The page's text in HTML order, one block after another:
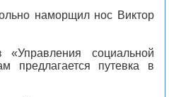
наморщил нос Виктор
социальной
предлагается путевка в